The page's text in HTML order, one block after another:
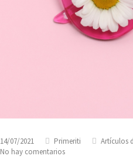
14/07/2021 Primeriti Artículos
No hay comentariosen